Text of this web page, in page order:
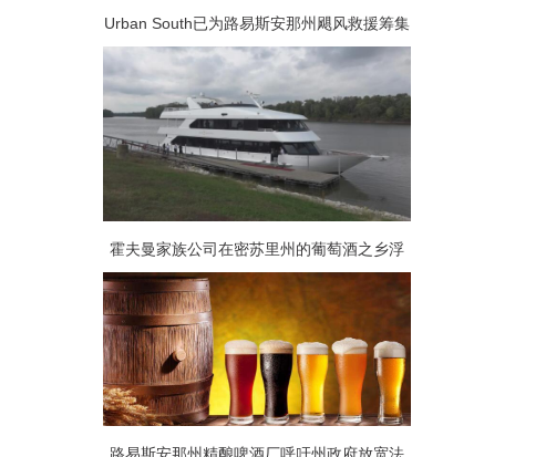
Urban South已为路易斯安那州飓风救援筹集
了7500美元
霍夫曼家族公司在密苏里州的葡萄酒之乡浮
出水面